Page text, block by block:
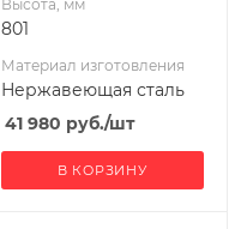
600
90
60
Высота, мм
801
Материал изготовления
Нержавеющая сталь
41 980 руб./шт
В КОРЗИНУ